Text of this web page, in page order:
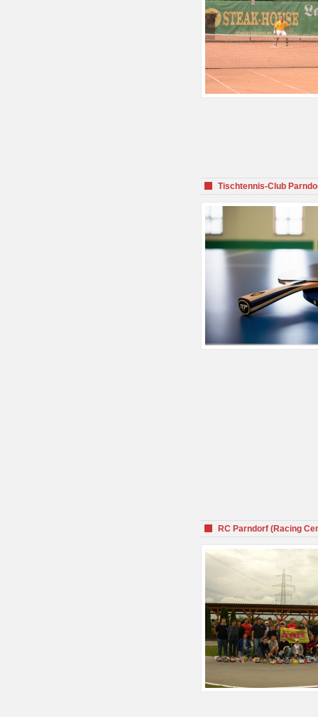
Tischtennis-Club
RC Parndorf (Racing